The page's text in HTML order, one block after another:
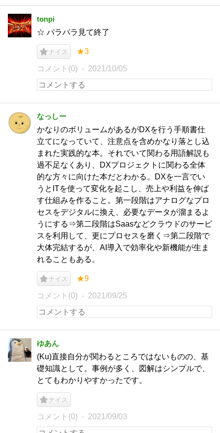
tonpi
☆ パラパラ見て終了
ナイス ★3
コメント(0) 2021/10/05
なっしー
かなりのボリュームがあるがDXを行う手順書仕
立てになっていて、注意点を含めかなり落とし込
まれた実践的な本。それでいて関わる用語解説も
過不足なくあり、DXプロジェクトに関わる全体
的な方々に向けた本だとわかる。DXを一言でい
うとITを使って変化を起こし、売上や利益を伸ば
す仕組みを作ること。第一段階はアナログなプロ
セスをデジタルに換え、必要なデータが溜まるよ
うにする⇒第二段階はSaasなどクラウドのサービ
スを利用して、更にプロセスを磨く⇒第二段階で
大体完結するが、AI導入で効率化や新機能が生ま
れることもある。
ナイス ★9
コメント(0) 2021/09/25
ゆあん
(Ku)直接自分が関わるところではないものの、基
礎知識として。事例が多く、図解はシンプルで、
とてもわかりやすかったです。
ナイス
コメント(0) 2021/09/03